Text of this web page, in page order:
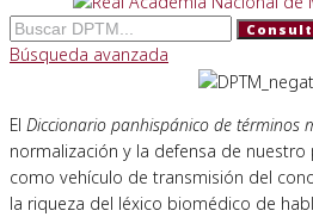
Búsqueda avanzada
El Diccionario panhispánico de términos
normalización y la defensa de
como vehículo de transmisión del
la riqueza del léxico biomédico de